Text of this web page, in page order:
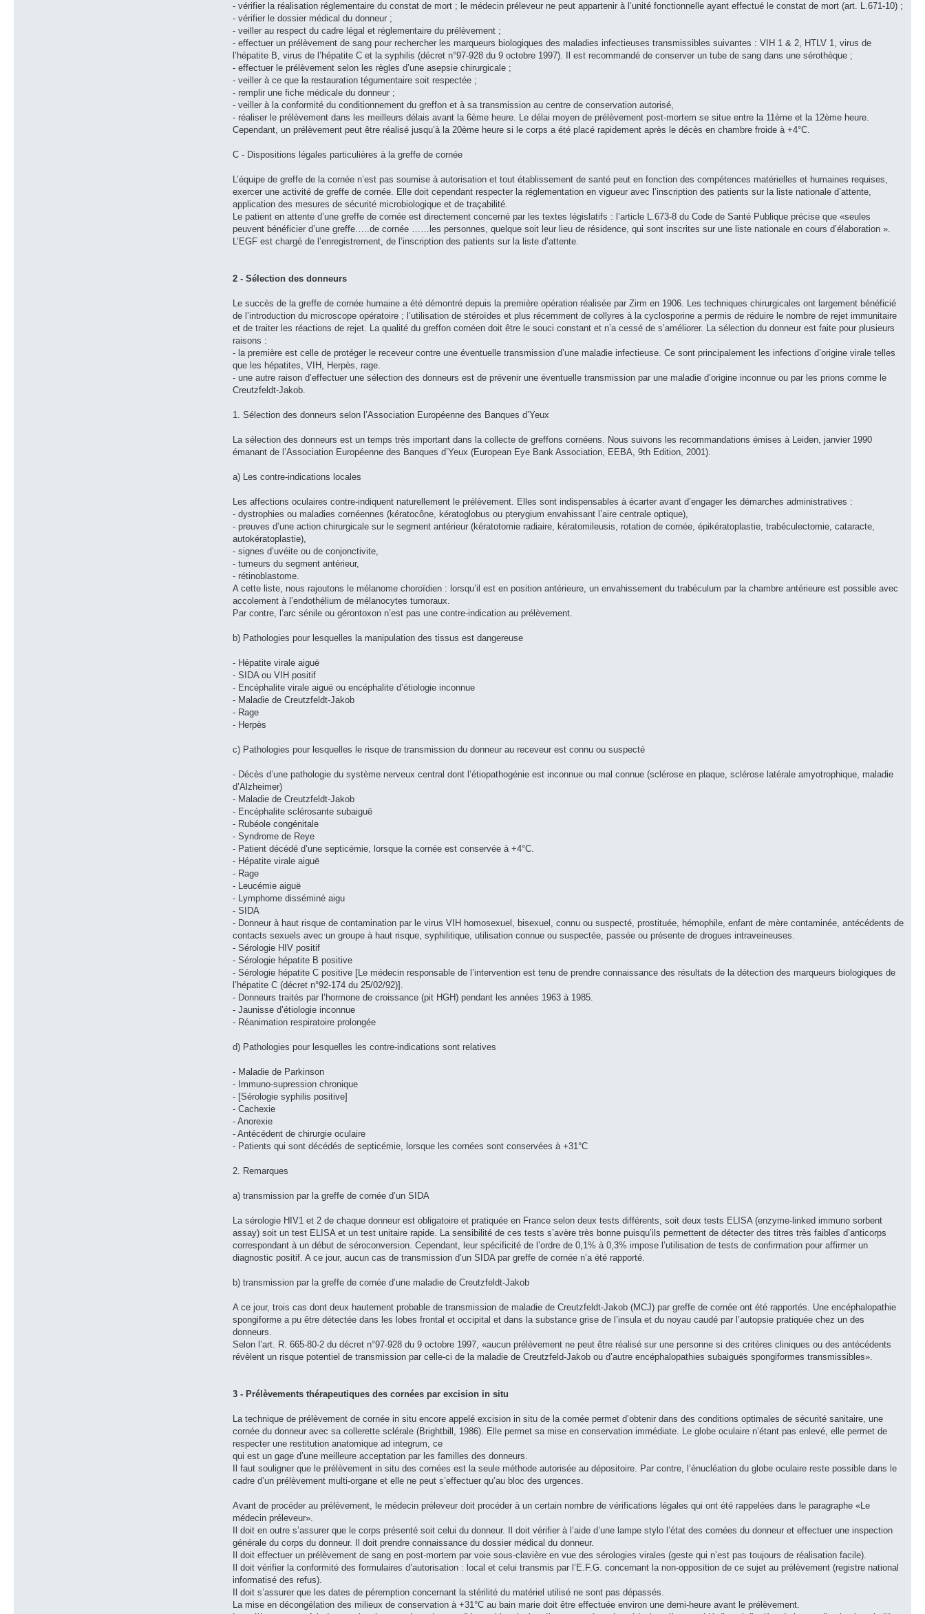
- vérifier la réalisation réglementaire du constat de mort ; le médecin préleveur ne peut appartenir à l’unité fonctionnelle ayant effectué le constat de mort (art. L.671-10) ;
- vérifier le dossier médical du donneur ;
- veiller au respect du cadre légal et réglementaire du prélèvement ;
- effectuer un prélèvement de sang pour rechercher les marqueurs biologiques des maladies infectieuses transmissibles suivantes : VIH 1 & 2, HTLV 1, virus de
l’hépatite B, virus de l’hépatite C et la syphilis (décret n°97-928 du 9 octobre 1997). Il est recommandé de conserver un tube de sang dans une sérothèque ;
- effectuer le prélèvement selon les règles d’une asepsie chirurgicale ;
- veiller à ce que la restauration tégumentaire soit respectée ;
- remplir une fiche médicale du donneur ;
- veiller à la conformité du conditionnement du greffon et à sa transmission au centre de conservation autorisé,
- réaliser le prélèvement dans les meilleurs délais avant la 6ème heure. Le délai moyen de prélèvement post-mortem se situe entre la 11ème et la 12ème heure.
Cependant, un prélèvement peut être réalisé jusqu’à la 20ème heure si le corps a été placé rapidement après le décès en chambre froide à +4°C.
C - Dispositions légales particulières à la greffe de cornée
L’équipe de greffe de la cornée n’est pas soumise à autorisation et tout établissement de santé peut en fonction des compétences matérielles et humaines requises,
exercer une activité de greffe de cornée. Elle doit cependant respecter la réglementation en vigueur avec l’inscription des patients sur la liste nationale d’attente,
application des mesures de sécurité microbiologique et de traçabilité.
Le patient en attente d’une greffe de cornée est directement concerné par les textes législatifs : l’article L.673-8 du Code de Santé Publique précise que «seules
peuvent bénéficier d’une greffe…..de cornée ……les personnes, quelque soit leur lieu de résidence, qui sont inscrites sur une liste nationale en cours d’élaboration ».
L’EGF est chargé de l’enregistrement, de l’inscription des patients sur la liste d’attente.
2 - Sélection des donneurs
Le succès de la greffe de cornée humaine a été démontré depuis la première opération réalisée par Zirm en 1906. Les techniques chirurgicales ont largement bénéficié
de l’introduction du microscope opératoire ; l’utilisation de stéroïdes et plus récemment de collyres à la cyclosporine a permis de réduire le nombre de rejet immunitaire
et de traiter les réactions de rejet. La qualité du greffon cornéen doit être le souci constant et n’a cessé de s’améliorer. La sélection du donneur est faite pour plusieurs
raisons :
- la première est celle de protéger le receveur contre une éventuelle transmission d’une maladie infectieuse. Ce sont principalement les infections d’origine virale telles
que les hépatites, VIH, Herpès, rage.
- une autre raison d’effectuer une sélection des donneurs est de prévenir une éventuelle transmission par une maladie d’origine inconnue ou par les prions comme le
Creutzfeldt-Jakob.
1. Sélection des donneurs selon l’Association Européenne des Banques d’Yeux
La sélection des donneurs est un temps très important dans la collecte de greffons cornéens. Nous suivons les recommandations émises à Leiden, janvier 1990
émanant de l’Association Européenne des Banques d’Yeux (European Eye Bank Association, EEBA, 9th Edition, 2001).
a) Les contre-indications locales
Les affections oculaires contre-indiquent naturellement le prélèvement. Elles sont indispensables à écarter avant d’engager les démarches administratives :
- dystrophies ou maladies cornéennes (kératocône, kératoglobus ou pterygium envahissant l’aire centrale optique),
- preuves d’une action chirurgicale sur le segment antérieur (kératotomie radiaire, kératomileusis, rotation de cornée, épikératoplastie, trabéculectomie, cataracte,
autokératoplastie),
- signes d’uvéite ou de conjonctivite,
- tumeurs du segment antérieur,
- rétinoblastome.
A cette liste, nous rajoutons le mélanome choroïdien : lorsqu’il est en position antérieure, un envahissement du trabéculum par la chambre antérieure est possible avec
accolement à l’endothélium de mélanocytes tumoraux.
Par contre, l’arc sénile ou gérontoxon n’est pas une contre-indication au prélèvement.
b) Pathologies pour lesquelles la manipulation des tissus est dangereuse
- Hépatite virale aiguë
- SIDA ou VIH positif
- Encéphalite virale aiguë ou encéphalite d’étiologie inconnue
- Maladie de Creutzfeldt-Jakob
- Rage
- Herpès
c) Pathologies pour lesquelles le risque de transmission du donneur au receveur est connu ou suspecté
- Décès d’une pathologie du système nerveux central dont l’étiopathogénie est inconnue ou mal connue (sclérose en plaque, sclérose latérale amyotrophique, maladie
d’Alzheimer)
- Maladie de Creutzfeldt-Jakob
- Encéphalite sclérosante subaiguë
- Rubéole congénitale
- Syndrome de Reye
- Patient décédé d’une septicémie, lorsque la cornée est conservée à +4°C.
- Hépatite virale aiguë
- Rage
- Leucémie aiguë
- Lymphome disséminé aigu
- SIDA
- Donneur à haut risque de contamination par le virus VIH homosexuel, bisexuel, connu ou suspecté, prostituée, hémophile, enfant de mère contaminée, antécédents de
contacts sexuels avec un groupe à haut risque, syphilitique, utilisation connue ou suspectée, passée ou présente de drogues intraveineuses.
- Sérologie HIV positif
- Sérologie hépatite B positive
- Sérologie hépatite C positive [Le médecin responsable de l’intervention est tenu de prendre connaissance des résultats de la détection des marqueurs biologiques de
l’hépatite C (décret n°92-174 du 25/02/92)].
- Donneurs traités par l’hormone de croissance (pit HGH) pendant les années 1963 à 1985.
- Jaunisse d’étiologie inconnue
- Réanimation respiratoire prolongée
d) Pathologies pour lesquelles les contre-indications sont relatives
- Maladie de Parkinson
- Immuno-supression chronique
- [Sérologie syphilis positive]
- Cachexie
- Anorexie
- Antécédent de chirurgie oculaire
- Patients qui sont décédés de septicémie, lorsque les cornées sont conservées à +31°C
2. Remarques
a) transmission par la greffe de cornée d’un SIDA
La sérologie HIV1 et 2 de chaque donneur est obligatoire et pratiquée en France selon deux tests différents, soit deux tests ELISA (enzyme-linked immuno sorbent
assay) soit un test ELISA et un test unitaire rapide. La sensibilité de ces tests s’avère très bonne puisqu’ils permettent de détecter des titres très faibles d’anticorps
correspondant à un début de séroconversion. Cependant, leur spécificité de l’ordre de 0,1% à 0,3% impose l’utilisation de tests de confirmation pour affirmer un
diagnostic positif. A ce jour, aucun cas de transmission d’un SIDA par greffe de cornée n’a été rapporté.
b) transmission par la greffe de cornée d’une maladie de Creutzfeldt-Jakob
A ce jour, trois cas dont deux hautement probable de transmission de maladie de Creutzfeldt-Jakob (MCJ) par greffe de cornée ont été rapportés. Une encéphalopathie
spongiforme a pu être détectée dans les lobes frontal et occipital et dans la substance grise de l’insula et du noyau caudé par l’autopsie pratiquée chez un des
donneurs.
Selon l’art. R. 665-80-2 du décret n°97-928 du 9 octobre 1997, «aucun prélèvement ne peut être réalisé sur une personne si des critères cliniques ou des antécédents
révèlent un risque potentiel de transmission par celle-ci de la maladie de Creutzfeld-Jakob ou d’autre encéphalopathies subaiguës spongiformes transmissibles».
3 - Prélèvements thérapeutiques des cornées par excision in situ
La technique de prélèvement de cornée in situ encore appelé excision in situ de la cornée permet d’obtenir dans des conditions optimales de sécurité sanitaire, une
cornée du donneur avec sa collerette sclérale (Brightbill, 1986). Elle permet sa mise en conservation immédiate. Le globe oculaire n’étant pas enlevé, elle permet de
respecter une restitution anatomique ad integrum, ce
qui est un gage d’une meilleure acceptation par les familles des donneurs.
Il faut souligner que le prélèvement in situ des cornées est la seule méthode autorisée au dépositoire. Par contre, l’énucléation du globe oculaire reste possible dans le
cadre d’un prélèvement multi-organe et elle ne peut s’effectuer qu’au bloc des urgences.
Avant de procéder au prélèvement, le médecin préleveur doit procéder à un certain nombre de vérifications légales qui ont été rappelées dans le paragraphe «Le
médecin préleveur».
Il doit en outre s’assurer que le corps présenté soit celui du donneur. Il doit vérifier à l’aide d’une lampe stylo l’état des cornées du donneur et effectuer une inspection
générale du corps du donneur. Il doit prendre connaissance du dossier médical du donneur.
Il doit effectuer un prélèvement de sang en post-mortem par voie sous-clavière en vue des sérologies virales (geste qui n’est pas toujours de réalisation facile).
Il doit vérifier la conformité des formulaires d’autorisation : local et celui transmis par l’E.F.G. concernant la non-opposition de ce sujet au prélèvement (registre national
informatisé des refus).
Il doit s’assurer que les dates de péremption concernant la stérilité du matériel utilisé ne sont pas dépassés.
La mise en décongélation des milieux de conservation à +31°C au bain marie doit être effectuée environ une demi-heure avant le prélèvement.